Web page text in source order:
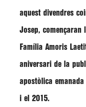
aquest divendres
Josep, començaran
Família Amoris
aniversari de la
apostòlica
i el 2015.